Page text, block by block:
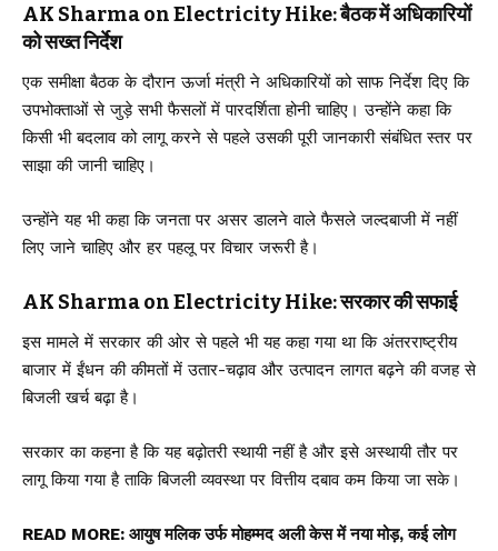
AK Sharma on Electricity Hike: बैठक में अधिकारियों
को सख्त निर्देश
एक समीक्षा बैठक के दौरान ऊर्जा मंत्री ने अधिकारियों को साफ निर्देश दिए कि
उपभोक्ताओं से जुड़े सभी फैसलों में पारदर्शिता होनी चाहिए। उन्होंने कहा कि
किसी भी बदलाव को लागू करने से पहले उसकी पूरी जानकारी संबंधित स्तर पर
साझा की जानी चाहिए।
उन्होंने यह भी कहा कि जनता पर असर डालने वाले फैसले जल्दबाजी में नहीं
लिए जाने चाहिए और हर पहलू पर विचार जरूरी है।
AK Sharma on Electricity Hike: सरकार की सफाई
इस मामले में सरकार की ओर से पहले भी यह कहा गया था कि अंतरराष्ट्रीय
बाजार में ईंधन की कीमतों में उतार-चढ़ाव और उत्पादन लागत बढ़ने की वजह से
बिजली खर्च बढ़ा है।
सरकार का कहना है कि यह बढ़ोतरी स्थायी नहीं है और इसे अस्थायी तौर पर
लागू किया गया है ताकि बिजली व्यवस्था पर वित्तीय दबाव कम किया जा सके।
READ MORE: आयुष मलिक उर्फ मोहम्मद अली केस में नया मोड़, कई लोग